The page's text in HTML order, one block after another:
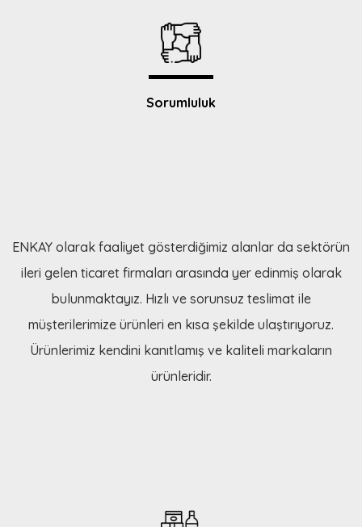
Sorumluluk
ENKAY olarak faaliyet gösterdiğimiz alanlar da sektörün
ileri gelen ticaret firmaları arasında yer edinmiş olarak
bulunmaktayız. Hızlı ve sorunsuz teslimat ile
müşterilerimize ürünleri en kısa şekilde ulaştırıyoruz.
Ürünlerimiz kendini kanıtlamış ve kaliteli markaların
ürünleridir.